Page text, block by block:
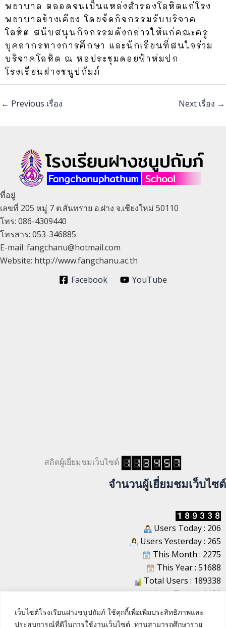
เว็บไซต์โรงเรียนฝางชนูปถัมภ์ ใช้คุกกี้เพื่อเพิ่มประสิทธิภาพและ
ประสบการณ์ที่ดีในการใช้งานเว็บไซต์ ท่านสามารถศึกษาราย
พยาบาล ตลอดจนเป็นแหล่งสำรองโลหิตแก่โรง
พยาบาลข้างเคียง โดยจัดกิจกรรมรับบริจาค
โลหิต สนับสนุนกิจกรรมดังกล่าวให้แก่คณะครู
บุคลากรทางการศึกษา และนักเรียนที่สนใจร่วม
บริจาคโลหิต ณ หอประชุมดอยฟ้าห่มปก
โรงเรียนฝางชนูปถัมภ์
← Previous เรื่อง Next เรื่อง →
ที่อยู่
เลขที่ 205 หมู่ 7 ต.สันทราย อ.ฝาง จ.เชียงใหม่ 50110
โทร: 086-4309440
โทรสาร: 053-346885
E-mail :fangchanu@hotmail.com
Website: http://www.fangchanu.ac.th
Facebook
YouTube
สถิตผู้เยี่ยมชมเว็บไซต์
จำนวนผู้เยี่ยมชมเว็บไซต์
Users Today : 206
Users Yesterday : 265
This Month : 2275
This Year : 51688
Total Users : 189338
Views Today : 1489
Total views : 1219129
Who's Online : 4